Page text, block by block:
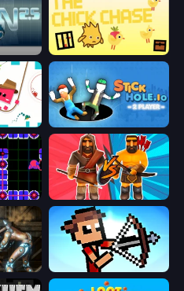
The Chick Chase
Stickhole.io
Medieval Battle 2P
Stick Archers Battle